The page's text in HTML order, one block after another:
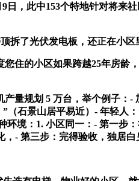
，此中153个特地针对将来
了光伏发电板，还正在小区
的小区如果跨越25年房龄
规划 5 万台，举个例子：-
石景山居平易近）- 年轻人
境：1. 小区同一：- 第一步
- 第三步：完得验收，独居